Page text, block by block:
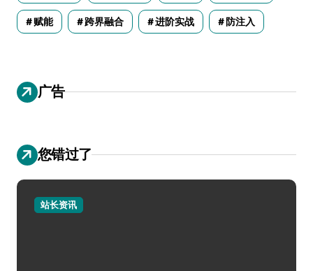
赋能 跨界融合 进阶实战 防注入
广告
您错过了
站长资讯